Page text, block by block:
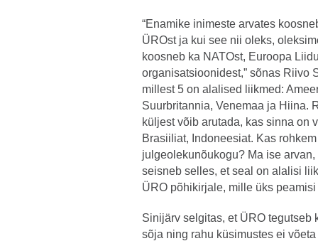
“Enamike inimeste arvates
ÜROst ja kui see nii oleks,
koosneb ka NATOst, Euroopa
organisatsioonidest,” sõnas Riivo
millest 5 on alalised liikmed:
Suurbritannia, Venemaa ja Hiina.
küljest võib arutada, kas sinna on
Brasiiliat, Indoneesiat. Kas
julgeolekunõukogu? Ma ise
seisneb selles, et seal on alalisi
ÜRO põhikirjale, mille üks
Sinijärv selgitas, et ÜRO tegutseb
sõja ning rahu küsimustes ei